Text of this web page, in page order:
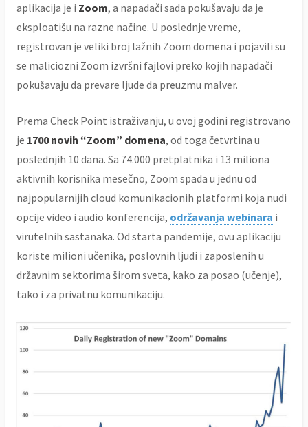
aplikacija je i Zoom, a napadači sada pokušavaju da je
eksploatišu na razne načine. U poslednje vreme,
registrovan je veliki broj lažnih Zoom domena i pojavili su
se maliciozni Zoom izvršni fajlovi preko kojih napadači
pokušavaju da prevare ljude da preuzmu malver.
Prema Check Point istraživanju, u ovoj godini registrovano
je 1700 novih “Zoom” domena, od toga četvrtina u
poslednjih 10 dana. Sa 74.000 pretplatnika i 13 miliona
aktivnih korisnika mesečno, Zoom spada u jednu od
najpopularnijih cloud komunikacionih platformi koja nudi
opcije video i audio konferencija, održavanja webinara i
virutelnih sastanaka. Od starta pandemije, ovu aplikaciju
koriste milioni učenika, poslovnih ljudi i zaposlenih u
državnim sektorima širom sveta, kako za posao (učenje),
tako i za privatnu komunikaciju.